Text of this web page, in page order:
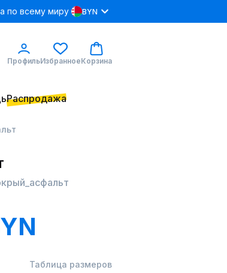
по всему миру BYN
ПрофильИзбранноеКорзина
Распродажа
Таблица размеров